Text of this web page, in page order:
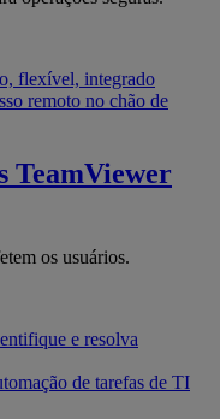
flexível, integrado
remoto no chão de
TeamViewer
os usuários.
e resolva
de tarefas de TI